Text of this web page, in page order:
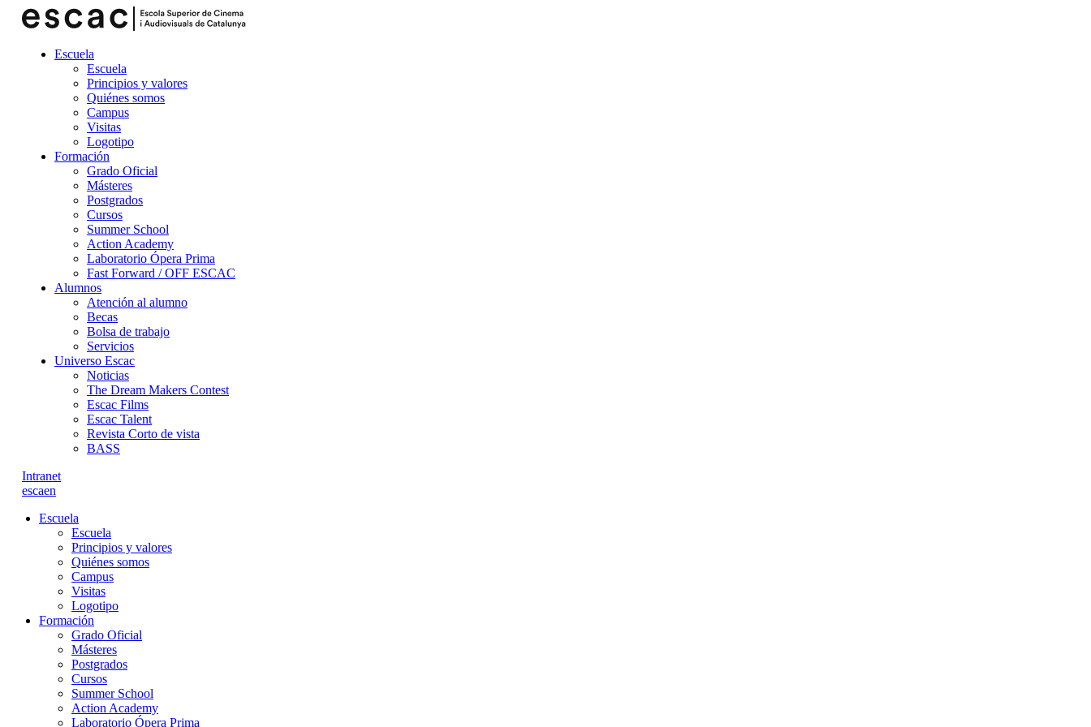
Escuela
Escuela
Principios y valores
Quiénes somos
Campus
Visitas
Logotipo
Formación
Grado Oficial
Másteres
Postgrados
Cursos
Summer School
Action Academy
Laboratorio Ópera Prima
Fast Forward / OFF ESCAC
Alumnos
Atención al alumno
Becas
Bolsa de trabajo
Servicios
Universo Escac
Noticias
The Dream Makers Contest
Escac Films
Escac Talent
Revista Corto de vista
BASS
Intranet
escaen
Escuela
Escuela
Principios y valores
Quiénes somos
Campus
Visitas
Logotipo
Formación
Grado Oficial
Másteres
Postgrados
Cursos
Summer School
Action Academy
Laboratorio Ópera Prima